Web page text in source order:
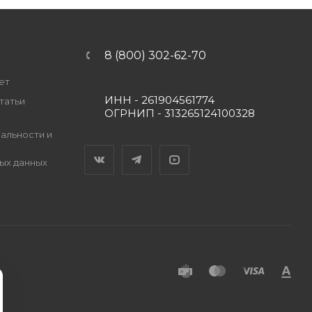
и
данных
8 (800) 302-62-70
ИНН - 261904561774
ОГРНИП - 313265124100328